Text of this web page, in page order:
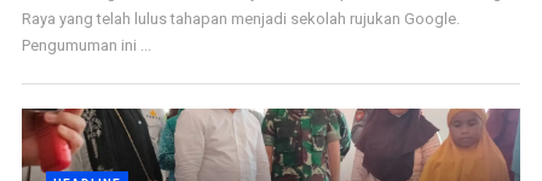
Raya yang telah lulus tahapan menjadi sekolah rujukan Google.
Pengumuman ini ...